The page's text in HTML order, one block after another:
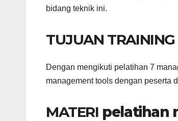
bidang teknik ini.
TUJUAN
Dengan mengikuti pelatihan 7
management tools dengan peserta
MATERI pelatihan